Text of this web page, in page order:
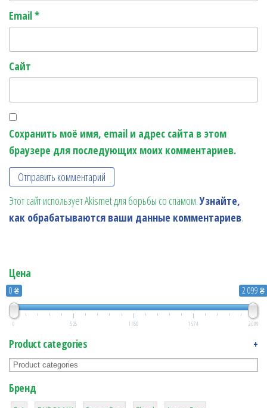
Email*
Сайт
Сохранить моё имя, email и адрес сайта в этом
браузере для последующих моих комментариев.
Этот сайт использует Akismet для борьбы со спамом.Узнайте,
как обрабатываются ваши данные комментариев.
Цена
0 ₴ 2 099 ₴
0 525 1 050 1 574 2 099
Product categories +
Бренд
1 1 2 2